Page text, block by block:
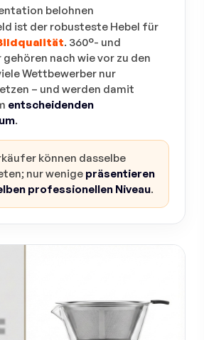
belohnen
ist der robusteste Hebel für
. 360°- und
nach wie vor zu den
Wettbewerber nur
– und werden damit
entscheidenden
.
können dasselbe
nur wenige präsentieren
professionellen Niveau.